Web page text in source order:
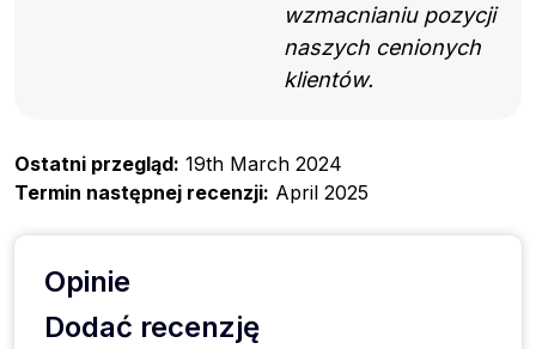
wzmacnianiu pozycji
naszych cenionych
klientów.
Ostatni przegląd: 19th March 2024
Termin następnej recenzji: April 2025
Opinie
Dodać recenzję